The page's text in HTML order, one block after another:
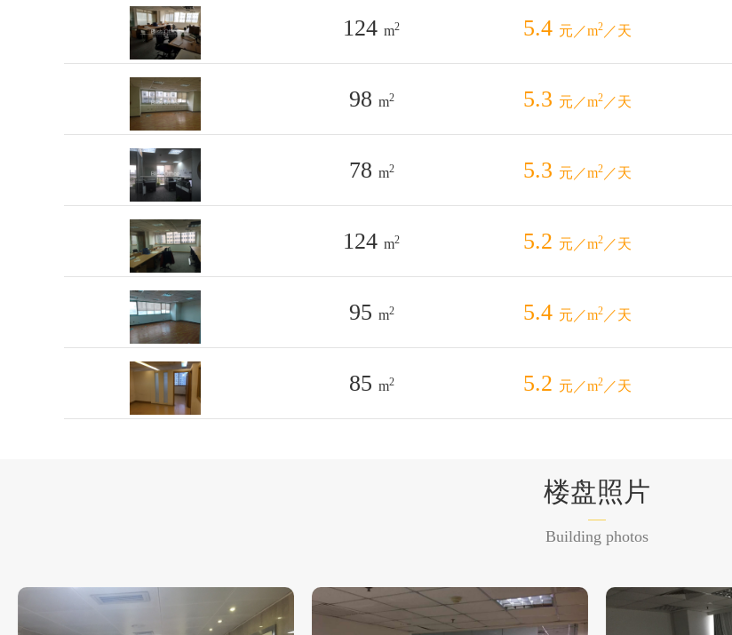
124 m2 5.4 元／m2 ／天
98 m2 5.3 元／m2 ／天
78 m2 5.3 元／m2 ／天
124 m2 5.2 元／m2 ／天
95 m2 5.4 元／m2 ／天
85 m2 5.2 元／m2 ／天
楼盘照片
Building photos